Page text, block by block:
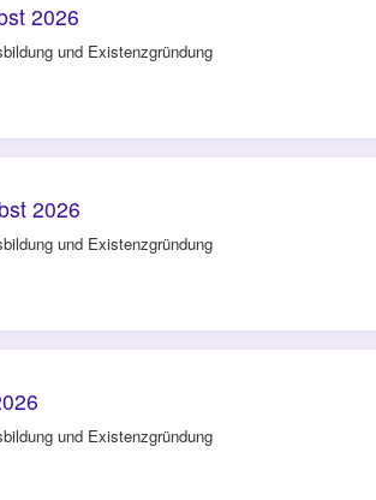
2026
und Existenzgründung
2026
und Existenzgründung
und Existenzgründung